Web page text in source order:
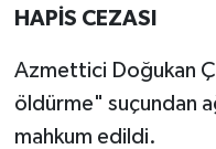
HAPİS CEZASI
Azmettici Doğukan
öldürme" suçundan
mahkum edildi.